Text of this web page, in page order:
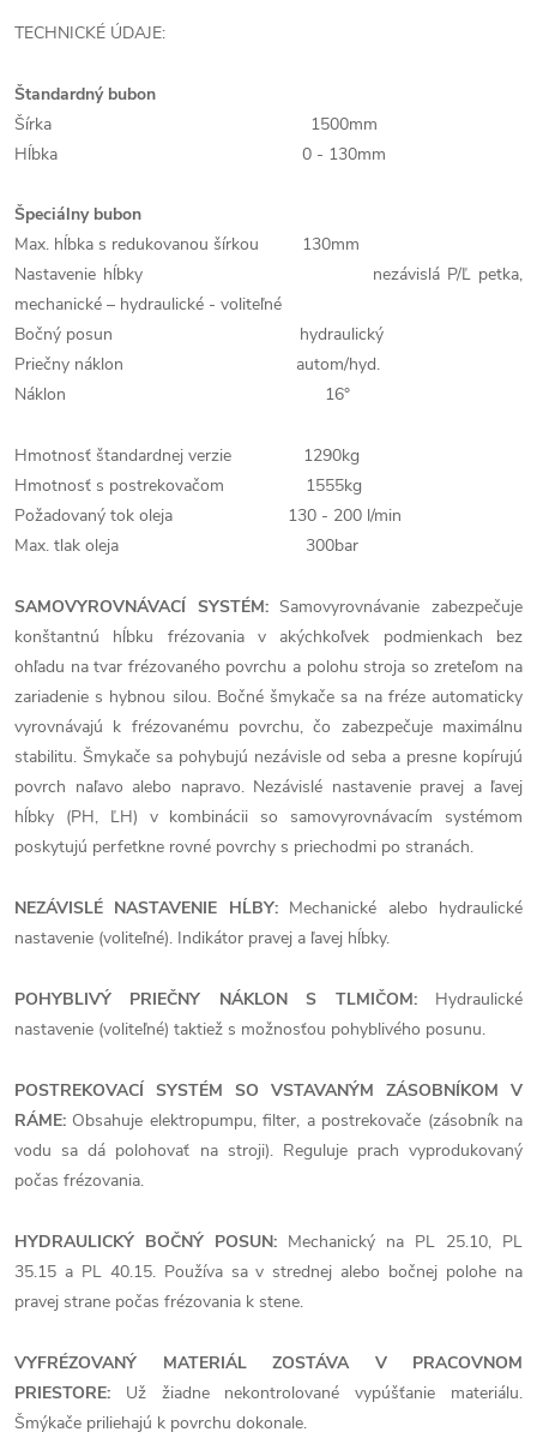
TECHNICKÉ ÚDAJE:
Štandardný bubon
Šírka 1500mm
Hĺbka 0 - 130mm
Špeciálny bubon
Max. hĺbka s redukovanou šírkou 130mm
Nastavenie hĺbky nezávislá P/Ľ petka,
mechanické – hydraulické - voliteľné
Bočný posun hydraulický
Priečny náklon autom/hyd.
Náklon 16°
Hmotnosť štandardnej verzie 1290kg
Hmotnosť s postrekovačom 1555kg
Požadovaný tok oleja 130 - 200 l/min
Max. tlak oleja 300bar
SAMOVYROVNÁVACÍ SYSTÉM:Samovyrovnávanie zabezpečuje
konštantnú hĺbku frézovania v akýchkoľvek podmienkach bez
ohľadu na tvar frézovaného povrchu a polohu stroja so zreteľom na
zariadenie s hybnou silou. Bočné šmykače sa na fréze automaticky
vyrovnávajú k frézovanému povrchu, čo zabezpečuje maximálnu
stabilitu. Šmykače sa pohybujú nezávisle od seba a presne kopírujú
povrch naľavo alebo napravo. Nezávislé nastavenie pravej a ľavej
hĺbky (PH, ĽH) v kombinácii so samovyrovnávacím systémom
poskytujú perfetkne rovné povrchy s priechodmi po stranách.
NEZÁVISLÉ NASTAVENIE HĹBY: Mechanické alebo hydraulické
nastavenie (voliteľné). Indikátor pravej a ľavej hĺbky.
POHYBLIVÝ PRIEČNY NÁKLON S TLMIČOM: Hydraulické
nastavenie (voliteľné) taktiež s možnosťou pohyblivého posunu.
POSTREKOVACÍ SYSTÉM SO VSTAVANÝM ZÁSOBNÍKOM V
RÁME: Obsahuje elektropumpu, filter, a postrekovače (zásobník na
vodu sa dá polohovať na stroji). Reguluje prach vyprodukovaný
počas frézovania.
HYDRAULICKÝ BOČNÝ POSUN: Mechanický na PL 25.10, PL
35.15 a PL 40.15. Používa sa v strednej alebo bočnej polohe na
pravej strane počas frézovania k stene.
VYFRÉZOVANÝ MATERIÁL ZOSTÁVA V PRACOVNOM
PRIESTORE: Už žiadne nekontrolované vypúšťanie materiálu.
Šmýkače priliehajú k povrchu dokonale.